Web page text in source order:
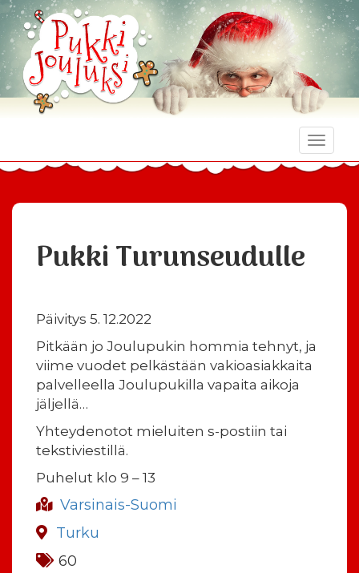
Toggle
Pukki Turunseudulle
Päivitys 5. 12.2022
Pitkään jo Joulupukin hommia tehnyt, ja
viime vuodet pelkästään vakioasiakkaita
palvelleella Joulupukilla vapaita aikoja
jäljellä…
Yhteydenotot mieluiten s-postiin tai
tekstiviestillä.
Puhelut klo 9 – 13
Varsinais-Suomi
Turku
60